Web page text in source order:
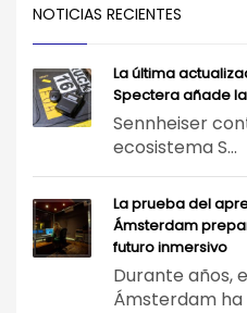
NOTICIAS RECIENTES
La última
Spectera añade
Sennheiser
ecosistema S...
La prueba del
Ámsterdam
futuro inmersivo
Durante años,
Ámsterdam ha